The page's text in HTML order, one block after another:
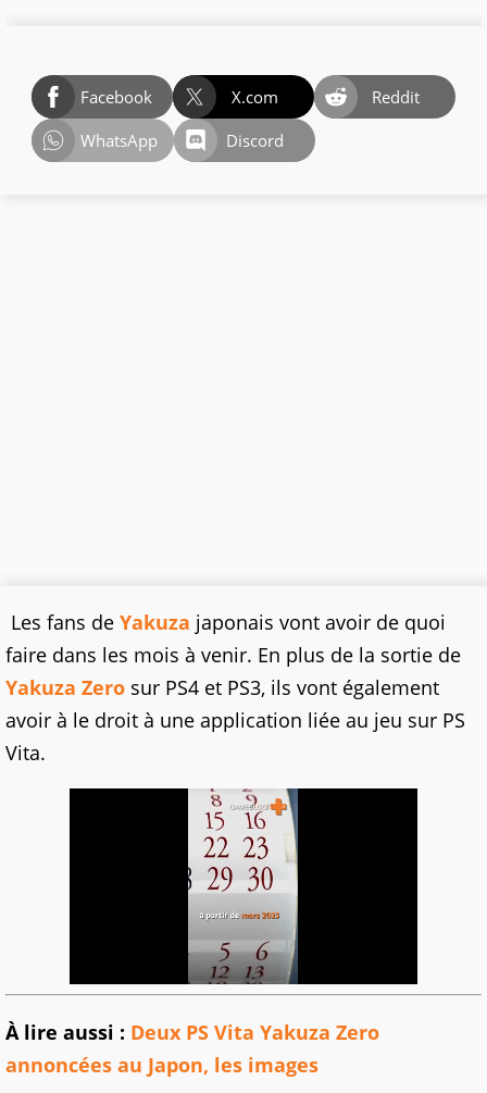
Facebook X.com
Reddit
WhatsApp
Discord
Les fans de Yakuza japonais vont avoir de quoi
faire dans les mois à venir. En plus de la sortie de
Yakuza Zero sur PS4 et PS3, ils vont également
avoir à le droit à une application liée au jeu sur PS
Vita.
À lire aussi : Deux PS Vita Yakuza Zero
annoncées au Japon, les images